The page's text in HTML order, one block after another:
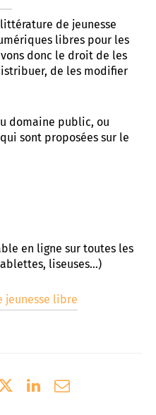
de jeunesse
libres pour les
donc le droit de les
de les modifier
domaine public, ou
sont proposées sur le
en ligne sur toutes les
liseuses…)
libre
Amiens
à Amiens